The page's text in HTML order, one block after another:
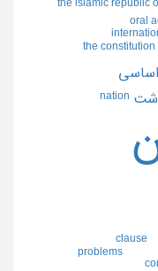
clause
nation
oral
problems
the constitution
the islamic republic